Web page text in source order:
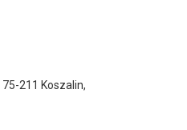
211 Koszalin,